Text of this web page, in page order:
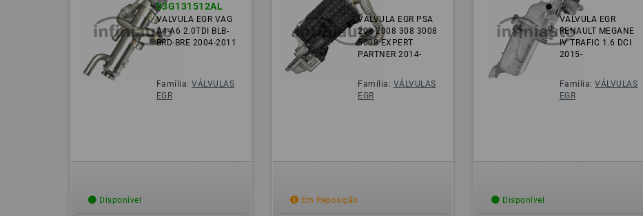
03G131512AL
VALVULA EGR VAG
A4-A6 2.0TDI BLB-
BRD-BRE 2004-2011
Família:VÁLVULAS
EGR
Disponível
VALVULA EGR PSA
208 2008 308 3008
5008 EXPERT
PARTNER 2014-
Família: VÁLVULAS
EGR
Em Reposição
VALVULA EGR
RENAULT MEGANE
IV TRAFIC 1.6 DCI
2015-
Família:VÁLVULAS
EGR
Disponível